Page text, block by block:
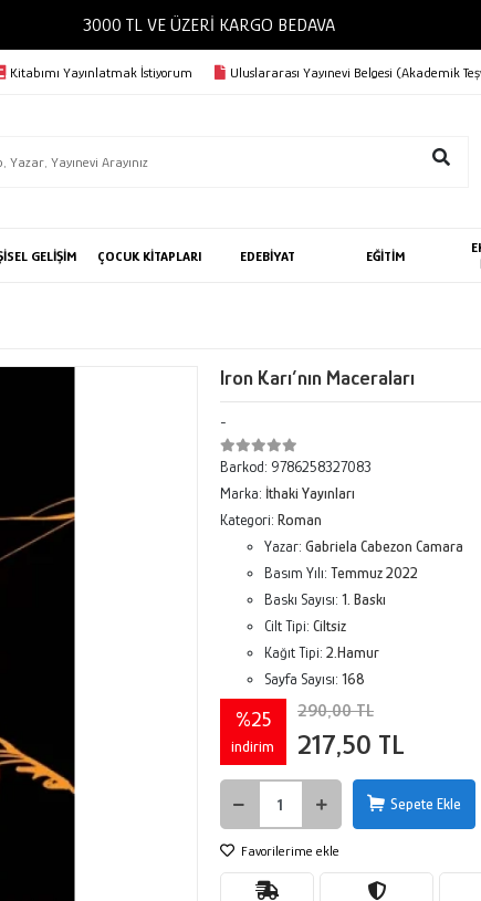
3000 TL VE ÜZERİ KARGO BEDAVA
Kitabımı Yayınlatmak İstiyorum Uluslararası Yayınevi Belgesi (Akademik
GELİŞİM ÇOCUK KİTAPLARI EDEBİYAT EĞİTİM
Iron Karı’nın Maceraları
-
Barkod: 9786258327083
Marka: İthaki Yayınları
Kategori: Roman
Yazar: Gabriela Cabezon Camara
Basım Yılı: Temmuz 2022
Baskı Sayısı: 1. Baskı
Cilt Tipi: Ciltsiz
Kağıt Tipi: 2.Hamur
Sayfa Sayısı: 168
%25
indirim
290,00 TL
217,50 TL
Sepete Ekle
Favorilerime ekle